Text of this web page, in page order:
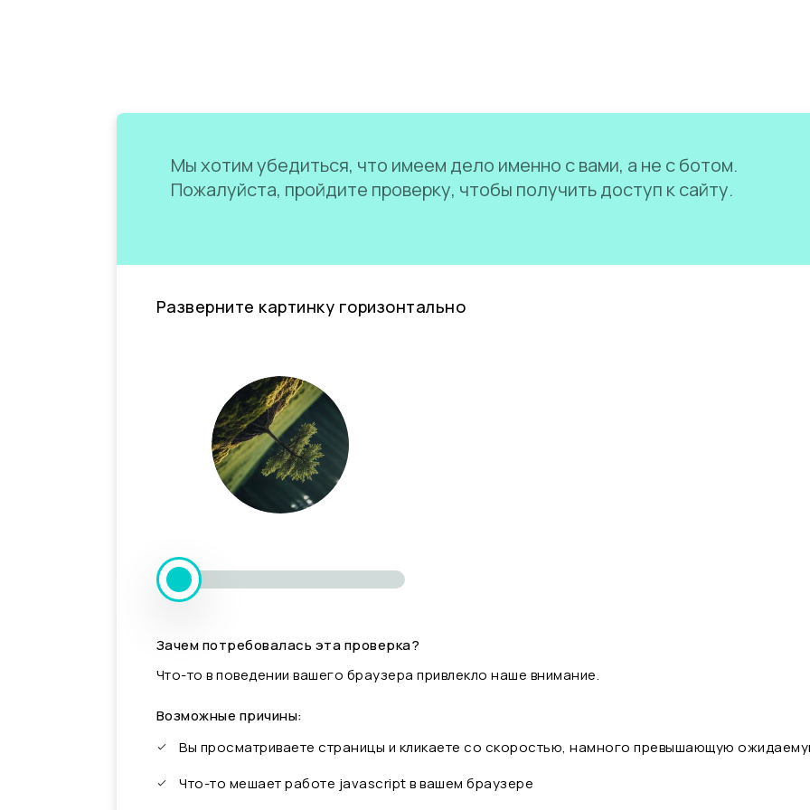
Мы хотим убедиться, что имеем дело именно с вами, а не с ботом.
Пожалуйста, пройдите проверку, чтобы получить доступ к сайту.
Разверните картинку горизонтально
Зачем потребовалась эта проверка?
Что-то в поведении вашего браузера привлекло наше внимание.
Возможные причины:
Вы просматриваете страницы и кликаете со скоростью, намного превышающую
Что-то мешает работе javascript в вашем браузере